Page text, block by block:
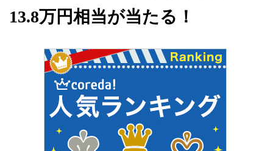
13.8万円相当が当たる！